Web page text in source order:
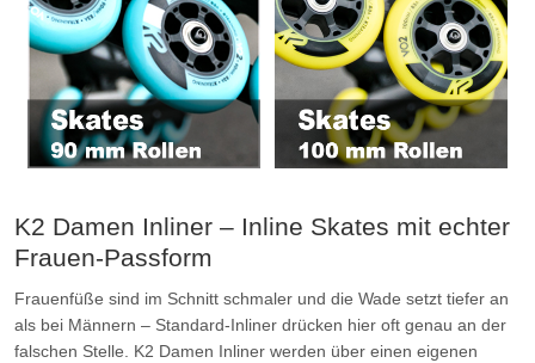
K2 Damen Inliner – Inline Skates mit echter
Frauen-Passform
Frauenfüße sind im Schnitt schmaler und die Wade setzt tiefer an
als bei Männern – Standard-Inliner drücken hier oft genau an der
falschen Stelle. K2 Damen Inliner werden über einen eigenen